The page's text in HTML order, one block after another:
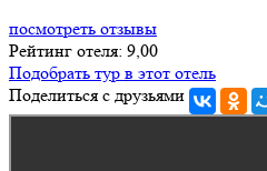
посмотреть отзывы
Рейтинг отеля: 9,00
Подобрать тур в этот отель
Поделиться с друзьями